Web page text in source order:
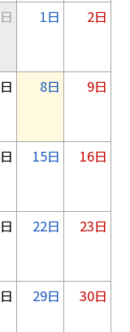
1日 2日
8日 9日
15日 16日
22日 23日
29日 30日